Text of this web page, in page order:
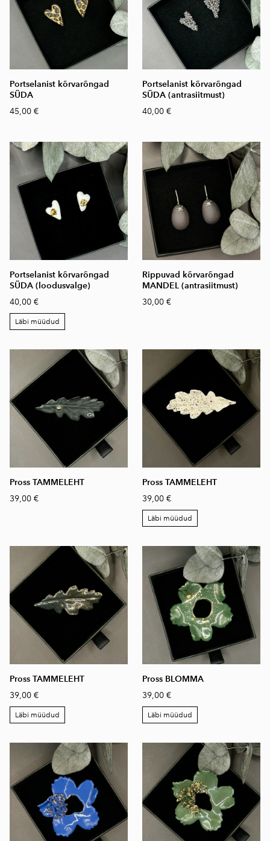
Portselanist kõrvarõngad
SÜDA
45,00 €
Portselanist kõrvarõngad
SÜDA (antrasiitmust)
40,00 €
Portselanist kõrvarõngad
SÜDA (loodusvalge)
40,00 €
Läbi müüdud
Rippuvad kõrvarõngad
MANDEL (antrasiitmust)
30,00 €
Pross TAMMELEHT
39,00 €
Pross TAMMELEHT
39,00 €
Läbi müüdud
Pross TAMMELEHT
39,00 €
Läbi müüdud
Pross BLOMMA
39,00 €
Läbi müüdud